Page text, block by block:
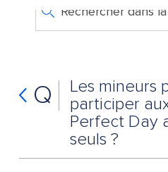
Rechercher dans la
Q
Les mineurs
participer
Perfect Day
seuls ?